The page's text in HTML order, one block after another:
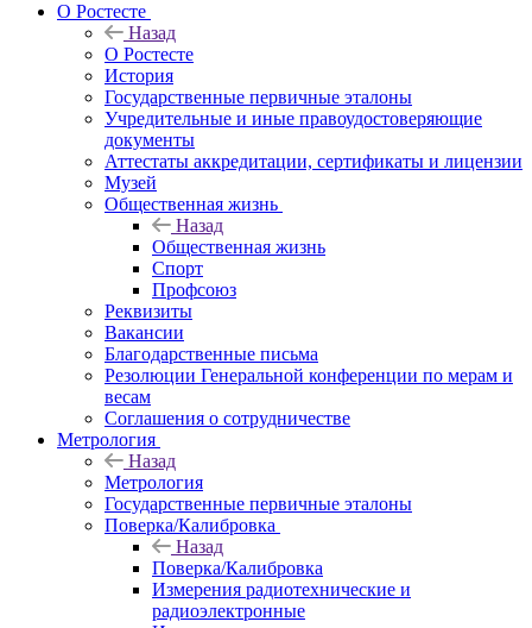
О Ростесте
Назад
О Ростесте
История
Государственные первичные эталоны
Учредительные и иные правоудостоверяющие
документы
Аттестаты аккредитации, сертификаты и лицензии
Музей
Общественная жизнь
Назад
Общественная жизнь
Спорт
Профсоюз
Реквизиты
Вакансии
Благодарственные письма
Резолюции Генеральной конференции по мерам и
весам
Соглашения о сотрудничестве
Метрология
Назад
Метрология
Государственные первичные эталоны
Поверка/Калибровка
Назад
Поверка/Калибровка
Измерения радиотехнические и
радиоэлектронные